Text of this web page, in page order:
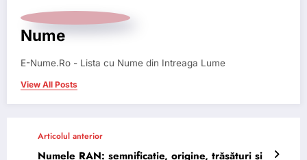
Nume
E-Nume.Ro - Lista cu Nume din Intreaga Lume
View All Posts
Articolul anterior
Numele RAN: semnificație, origine, trăsături și